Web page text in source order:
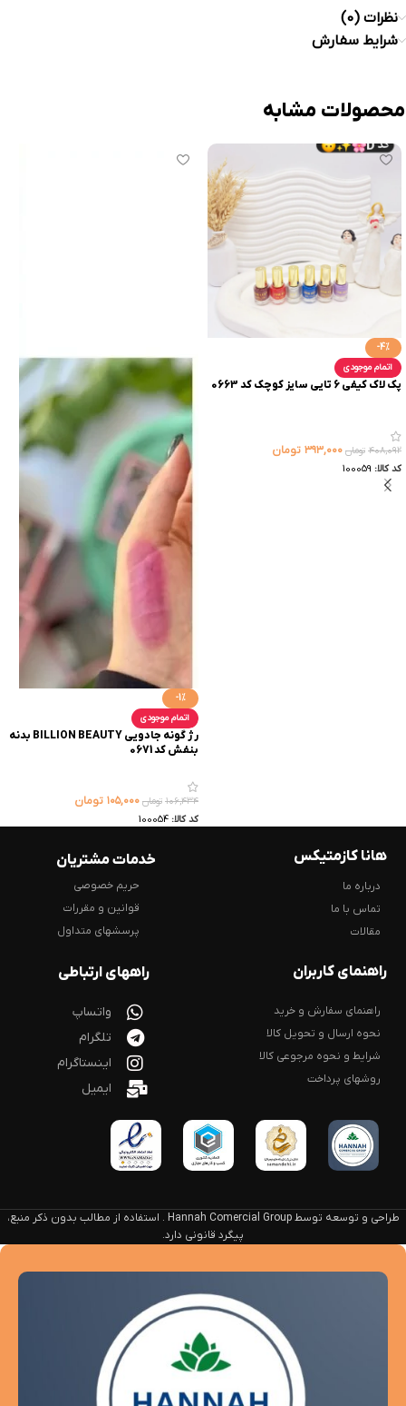
نظرات (0)
شرایط سفارش
محصولات مشابه
-4%
اتمام موجودی
پک لاک کیفی 6 تایی سایز کوچک کد 0663
۴۰۸,۰۹۲ تومان ۳۹۳,۰۰۰ تومان
کد کالا: 100059
-1%
اتمام موجودی
رژ گونه جادویی BILLION BEAUTY بدنه
بنفش کد 0671
۱۰۶,۴۳۴ تومان ۱۰۵,۰۰۰ تومان
کد کالا: 100054
هانا کازمتیکس
درباره ما
تماس با ما
مقالات
خدمات مشتریان
حریم خصوصی
قوانین و مقررات
پرسشهای متداول
راهنمای کاربران
راهنمای سفارش و خرید
نحوه ارسال و تحویل کالا
شرایط و نحوه مرجوعی کالا
روشهای پرداخت
راههای ارتباطی
واتساپ
تلگرام
اینستاگرام
ایمیل
طراحی و توسعه توسط Hannah Comercial Group . استفاده از مطالب بدون ذکر منبع،
پیگرد قانونی دارد.